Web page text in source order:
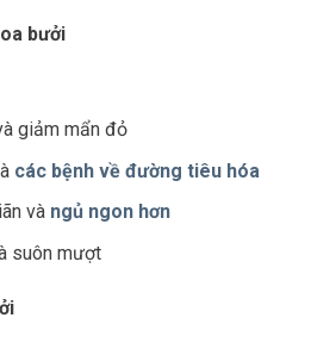
bưởi
giảm mẩn đỏ
các bệnh về đường tiêu hóa
và ngủ ngon hơn
suôn mượt